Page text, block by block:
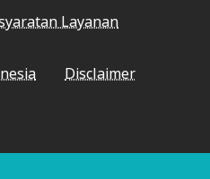
Layanan
Disclaimer